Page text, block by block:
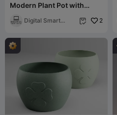
Modern Plant Pot with
Drainage Tray
Digital Smart
 2